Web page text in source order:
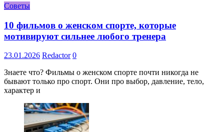
Советы
10 фильмов о женском спорте, которые
мотивируют сильнее любого тренера
23.01.2026 Redactor 0
Знаете что? Фильмы о женском спорте почти никогда не
бывают только про спорт. Они про выбор, давление, тело,
характер и